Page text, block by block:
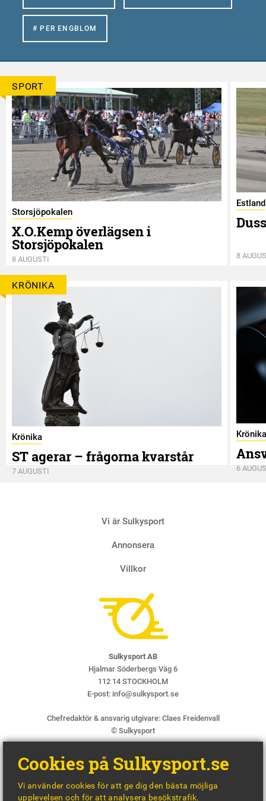
# PER ENGBLOM
SPORT
Storsjöpokalen
X.O.Kemp överlägsen i
Storsjöpokalen
8 AUGUSTI
Estland
8
KRÖNIKA
Krönika
ST agerar – frågorna kvarstår
7 AUGUSTI
Krönika
6
Vi är Sulkysport
Annonsera
Villkor
Sulkysport AB
Hjalmar Söderbergs Väg 6
112 14 STOCKHOLM
E-post: info@sulkysport.se
Chefredaktör & ansvarig utgivare: Claes Freidenvall
© Sulkysport
Cookies på Sulkysport.se
Vi använder cookies för att ge dig den bästa möjliga
upplevelsen och för att analysera besökstrafik.